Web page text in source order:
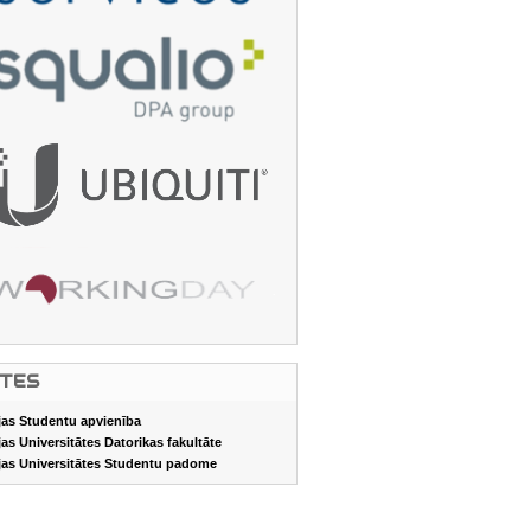
Studentu apvienība
Universitātes Datorikas fakultāte
Universitātes Studentu padome